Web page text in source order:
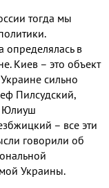
тогда мы
.
определялась в
. Киев – это объект
сильно
Пилсудский,
Юлиуш
– все эти
говорили об
Украины.